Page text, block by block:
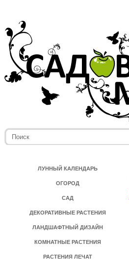
ЛУННЫЙ КАЛЕНДАРЬ
ОГОРОД
САД
ДЕКОРАТИВНЫЕ РАСТЕНИЯ
ЛАНДШАФТНЫЙ ДИЗАЙН
КОМНАТНЫЕ РАСТЕНИЯ
РАСТЕНИЯ ЛЕЧАТ